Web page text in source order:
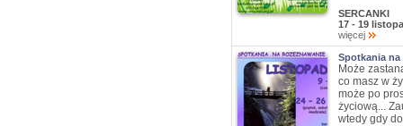
SERCANKI
17 - 19
więcej
Spotkania na
Może
co masz w
może po
życiową...
wtedy gdy